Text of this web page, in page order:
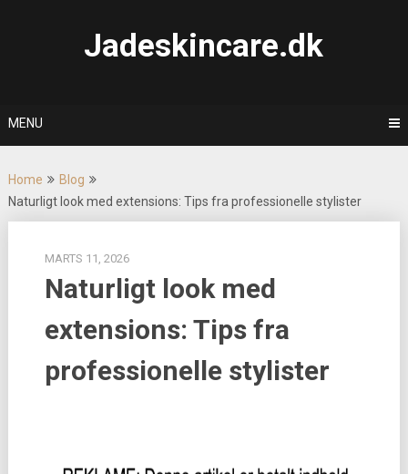
Jadeskincare.dk
MENU
Home
Blog
Naturligt look med extensions: Tips fra professionelle stylister
MARTS 11, 2026
Naturligt look med
extensions: Tips fra
professionelle stylister